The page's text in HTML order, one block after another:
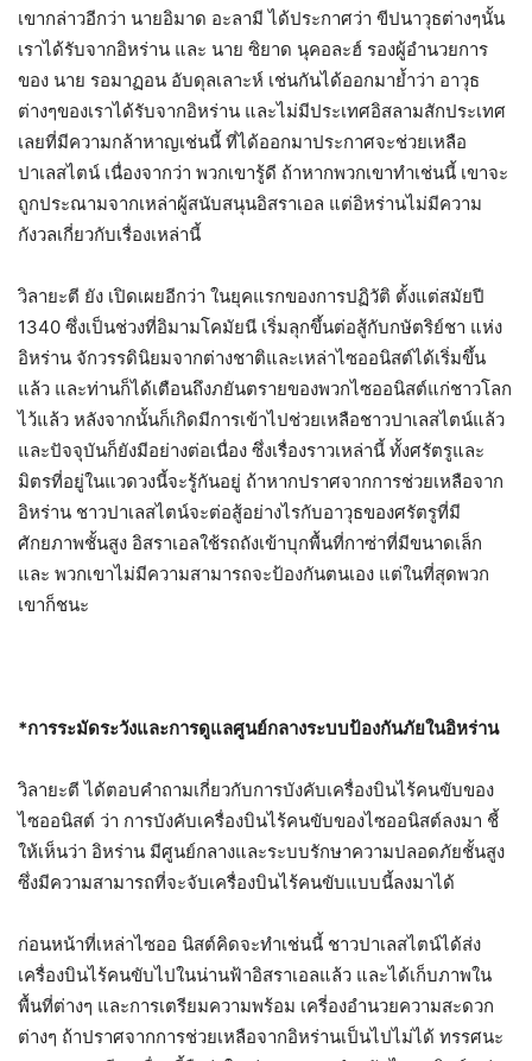
เขากล่าวอีกว่า นายอิมาด อะลามี ได้ประกาศว่า ขีปนาวุธต่างๆนั้น
เราได้รับจากอิหร่าน และ นาย ซิยาด นุคอละฮ์ รองผู้อำนวยการ
ของ นาย รอมาฏอน อับดุลเลาะห์ เช่นกันได้ออกมาย้ำว่า อาวุธ
ต่างๆของเราได้รับจากอิหร่าน และไม่มีประเทศอิสลามสักประเทศ
เลยที่มีความกล้าหาญเช่นนี้ ที่ได้ออกมาประกาศจะช่วยเหลือ
ปาเลสไตน์ เนื่องจากว่า พวกเขารู้ดี ถ้าหากพวกเขาทำเช่นนี้ เขาจะ
ถูกประณามจากเหล่าผู้สนับสนุนอิสราเอล แต่อิหร่านไม่มีความ
กังวลเกี่ยวกับเรื่องเหล่านี้
วิลายะตี ยัง เปิดเผยอีกว่า ในยุคแรกของการปฏิวัติ ตั้งแต่สมัยปี
1340 ซึ่งเป็นช่วงที่อิมามโคมัยนี เริ่มลุกขึ้นต่อสู้กับกษัตริย์ชา แห่ง
อิหร่าน จักวรรดินิยมจากต่างชาติและเหล่าไซออนิสต์ได้เริ่มขึ้น
แล้ว และท่านก็ได้เตือนถึงภยันตรายของพวกไซออนิสต์แก่ชาวโลก
ไว้แล้ว หลังจากนั้นก็เกิดมีการเข้าไปช่วยเหลือชาวปาเลสไตน์แล้ว
และปัจจุบันก็ยังมีอย่างต่อเนื่อง ซึ่งเรื่องราวเหล่านี้ ทั้งศรัตรูและ
มิตรที่อยู่ในแวดวงนี้จะรู้กันอยู่ ถ้าหากปราศจากการช่วยเหลือจาก
อิหร่าน ชาวปาเลสไตน์จะต่อสู้อย่างไรกับอาวุธของศรัตรูที่มี
ศักยภาพชั้นสูง อิสราเอลใช้รถถังเข้าบุกพื้นที่กาซ่าที่มีขนาดเล็ก
และ พวกเขาไม่มีความสามารถจะป้องกันตนเอง แต่ในที่สุดพวก
เขาก็ชนะ
*การระมัดระวังและการดูแลศูนย์กลางระบบป้องกันภัยในอิหร่าน
วิลายะตี ได้ตอบคำถามเกี่ยวกับการบังคับเครื่องบินไร้คนขับของ
ไซออนิสต์ ว่า การบังคับเครื่องบินไร้คนขับของไซออนิสต์ลงมา ชี้
ให้เห็นว่า อิหร่าน มีศูนย์กลางและระบบรักษาความปลอดภัยชั้นสูง
ซึ่งมีความสามารถที่จะจับเครื่องบินไร้คนขับแบบนี้ลงมาได้
ก่อนหน้าที่เหล่าไซออ นิสต์คิดจะทำเช่นนี้ ชาวปาเลสไตน์ได้ส่ง
เครื่องบินไร้คนขับไปในน่านฟ้าอิสราเอลแล้ว และได้เก็บภาพใน
พื้นที่ต่างๆ และการเตรียมความพร้อม เครี่องอำนวยความสะดวก
ต่างๆ ถ้าปราศจากการช่วยเหลือจากอิหร่านเป็นไปไม่ได้ ทรรศนะ